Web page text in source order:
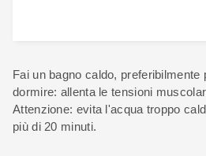
Fai un bagno caldo, preferibilmente
dormire: allenta le tensioni
Attenzione: evita l'acqua troppo
più di 20 minuti.